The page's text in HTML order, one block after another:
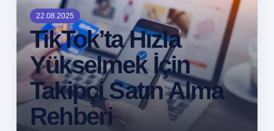
22.08.2025
TikTok’ta Hızla
Yükselmek İçin
Takipçi Satın Alma
Rehberi